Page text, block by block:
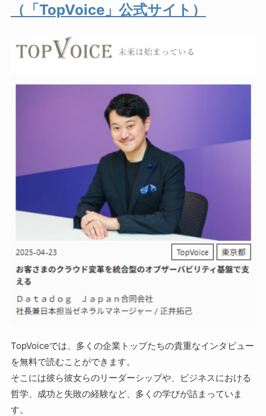
（「TopVoice」公式サイト）
TopVoiceでは、多くの企業トップたちの貴重なインタビュー
を無料で読むことができます。
そこには彼ら彼女らのリーダーシップや、ビジネスにおける
哲学、成功と失敗の経験など、多くの学びが詰まっていま
す。